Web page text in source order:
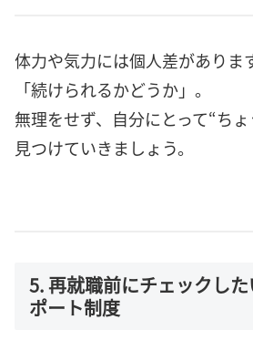
体力や気力には個人差がありま
「続けられるかどうか」。
無理をせず、自分にとって“ち
見つけていきましょう。
5. 再就職前にチェックし
ポート制度